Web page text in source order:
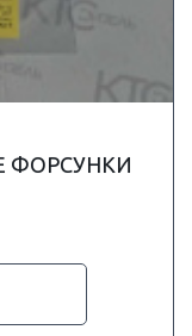
ФОРСУНКИ